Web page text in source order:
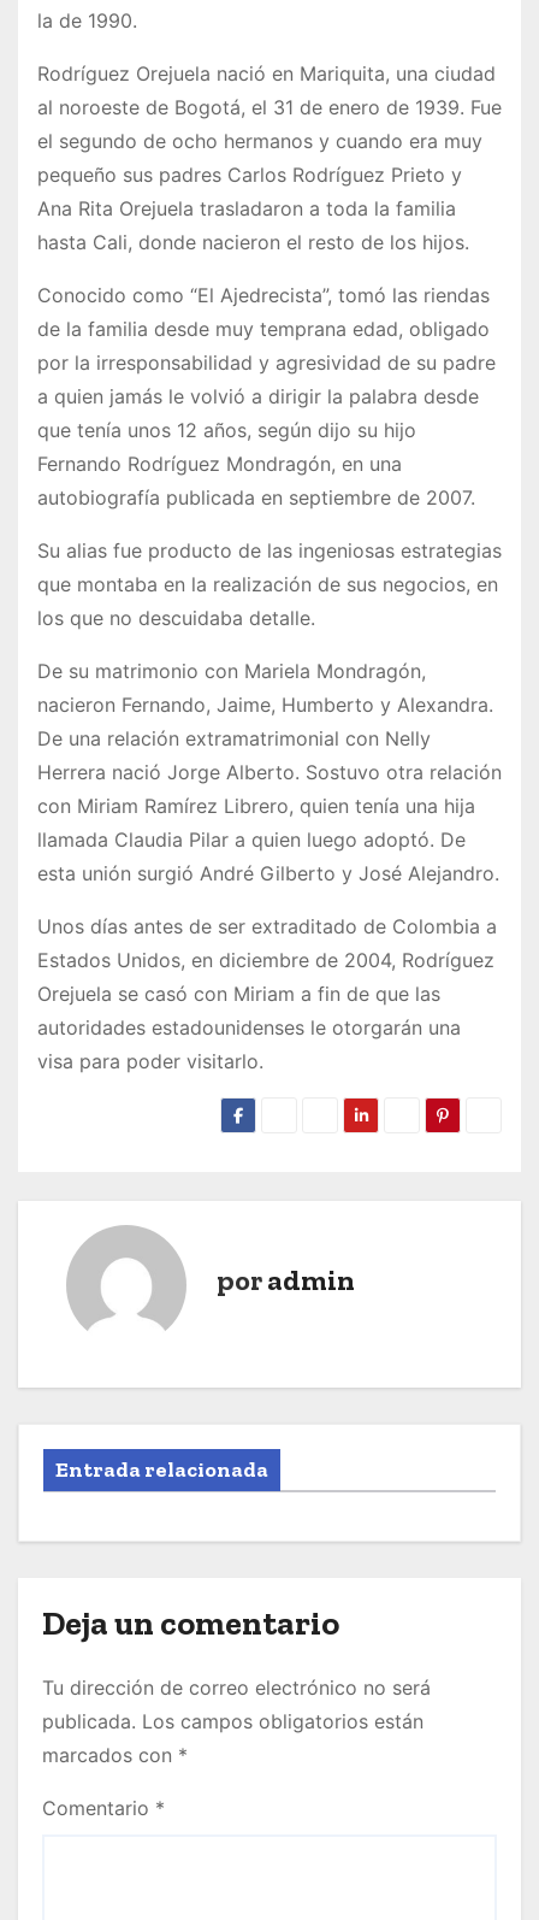
la de 1990.
Rodríguez Orejuela nació en Mariquita, una ciudad
al noroeste de Bogotá, el 31 de enero de 1939. Fue
el segundo de ocho hermanos y cuando era muy
pequeño sus padres Carlos Rodríguez Prieto y
Ana Rita Orejuela trasladaron a toda la familia
hasta Cali, donde nacieron el resto de los hijos.
Conocido como “El Ajedrecista”, tomó las riendas
de la familia desde muy temprana edad, obligado
por la irresponsabilidad y agresividad de su padre
a quien jamás le volvió a dirigir la palabra desde
que tenía unos 12 años, según dijo su hijo
Fernando Rodríguez Mondragón, en una
autobiografía publicada en septiembre de 2007.
Su alias fue producto de las ingeniosas estrategias
que montaba en la realización de sus negocios, en
los que no descuidaba detalle.
De su matrimonio con Mariela Mondragón,
nacieron Fernando, Jaime, Humberto y Alexandra.
De una relación extramatrimonial con Nelly
Herrera nació Jorge Alberto. Sostuvo otra relación
con Miriam Ramírez Librero, quien tenía una hija
llamada Claudia Pilar a quien luego adoptó. De
esta unión surgió André Gilberto y José Alejandro.
Unos días antes de ser extraditado de Colombia a
Estados Unidos, en diciembre de 2004, Rodríguez
Orejuela se casó con Miriam a fin de que las
autoridades estadounidenses le otorgarán una
visa para poder visitarlo.
poradmin
Entrada relacionada
Deja un comentario
Tu dirección de correo electrónico no será
publicada. Los campos obligatorios están
marcados con *
Comentario *